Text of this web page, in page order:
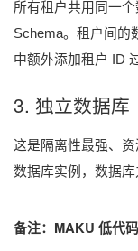
所有租户共用同一
Schema。租户间的
中额外添加租户 ID
3. 独立数据库
这是隔离性最强、
数据库实例，数据库
备注：MAKU 低代